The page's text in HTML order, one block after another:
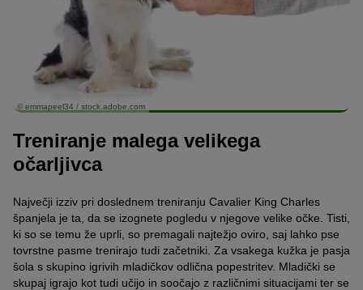
© emmapeel34 / stock.adobe.com
Treniranje malega velikega
očarljivca
Največji izziv pri doslednem treniranju Cavalier King Charles
španjela je ta, da se izognete pogledu v njegove velike očke. Tisti,
ki so se temu že uprli, so premagali najtežjo oviro, saj lahko pse
tovrstne pasme trenirajo tudi začetniki. Za vsakega kužka je pasja
šola s skupino igrivih mladičkov odlična popestritev. Mladički se
skupaj igrajo kot tudi učijo in soočajo z različnimi situacijami ter se